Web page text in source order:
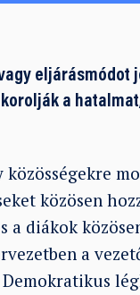
eljárásmódot
a
közösen
a diákok
a